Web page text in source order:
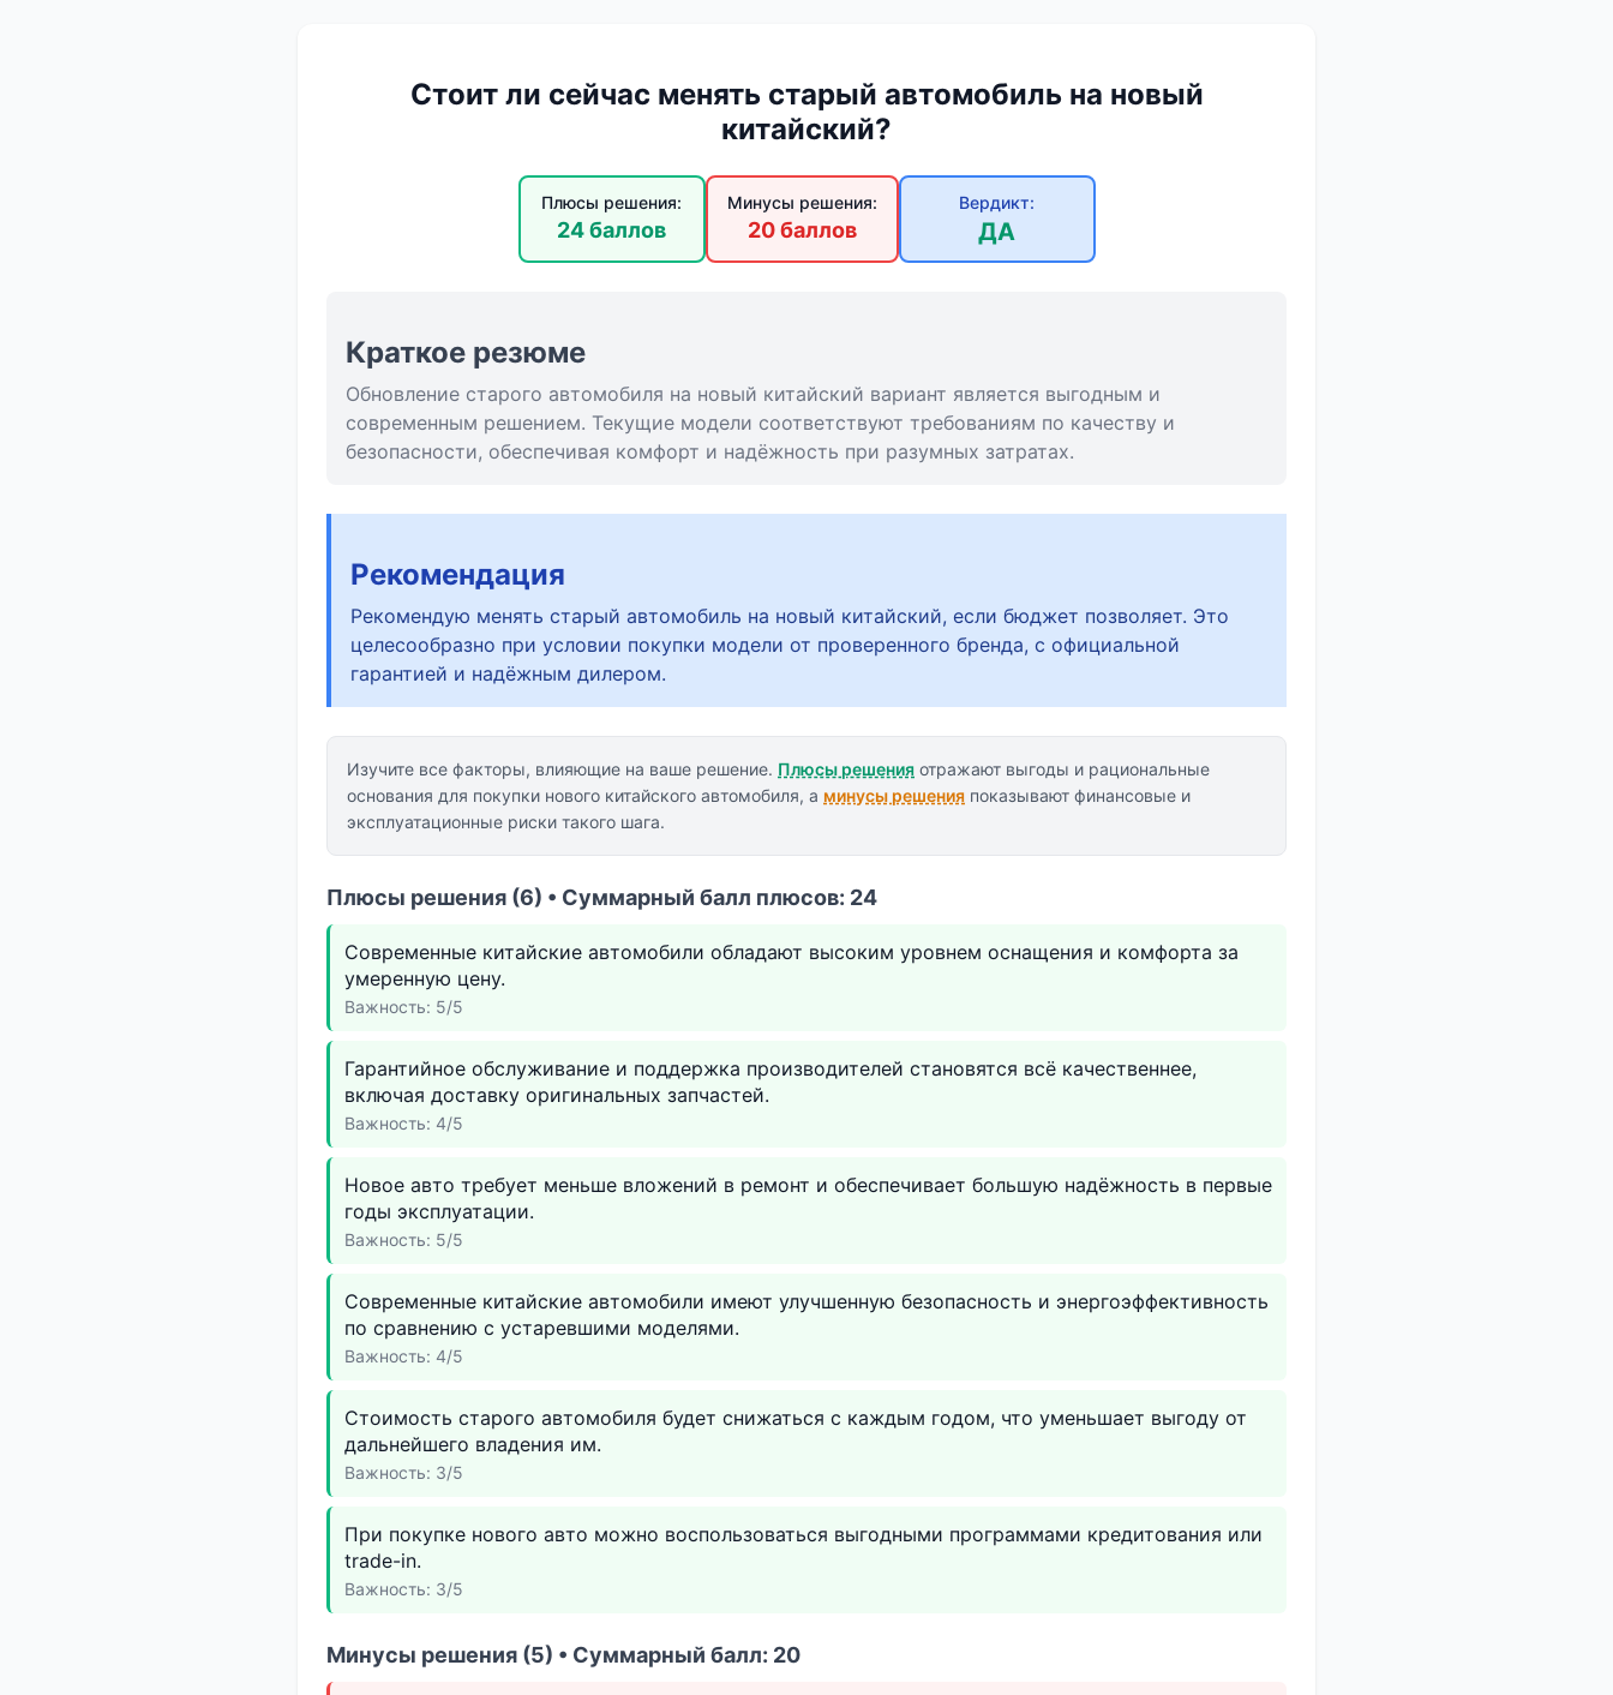
Стоит ли сейчас менять старый автомобиль на новый
китайский?
Плюсы решения:
24 баллов
Минусы решения:
20 баллов
Вердикт:
ДА
Краткое резюме
Обновление старого автомобиля на новый китайский вариант является выгодным и
современным решением. Текущие модели соответствуют требованиям по качеству и
безопасности, обеспечивая комфорт и надёжность при разумных затратах.
Рекомендация
Рекомендую менять старый автомобиль на новый китайский, если бюджет позволяет. Это
целесообразно при условии покупки модели от проверенного бренда, с официальной
гарантией и надёжным дилером.
Изучите все факторы, влияющие на ваше решение. Плюсы решения отражают выгоды и рациональные
основания для покупки нового китайского автомобиля, а минусы решения показывают финансовые и
эксплуатационные риски такого шага.
Плюсы решения (6) • Суммарный балл плюсов: 24
Современные китайские автомобили обладают высоким уровнем оснащения и комфорта за
умеренную цену.
Важность: 5/5
Гарантийное обслуживание и поддержка производителей становятся всё качественнее,
включая доставку оригинальных запчастей.
Важность: 4/5
Новое авто требует меньше вложений в ремонт и обеспечивает большую надёжность в первые
годы эксплуатации.
Важность: 5/5
Современные китайские автомобили имеют улучшенную безопасность и энергоэффективность
по сравнению с устаревшими моделями.
Важность: 4/5
Стоимость старого автомобиля будет снижаться с каждым годом, что уменьшает выгоду от
дальнейшего владения им.
Важность: 3/5
При покупке нового авто можно воспользоваться выгодными программами кредитования или
trade-in.
Важность: 3/5
Минусы решения (5) • Суммарный балл: 20